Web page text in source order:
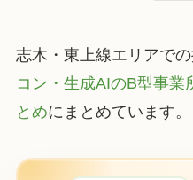
志木・東上線エリアで
コン・生成AIのB型事業
とめにまとめています。